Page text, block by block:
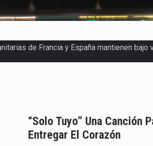
terminó en tragedia este viernes 7 de…
de la Espriella dejó claro que la…
asumió este viernes 7 de agosto…
Uribe Vélez a la ceremonia de…
“Solo Tuyo” Una Canción
Entregar El Corazón